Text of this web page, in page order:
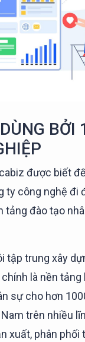
BỞI
được biết
ty công nghệ đi
tảng đào tạo
tập trung xây
là nền
sự cho hơn
trên nhiều
xuất, phân phối